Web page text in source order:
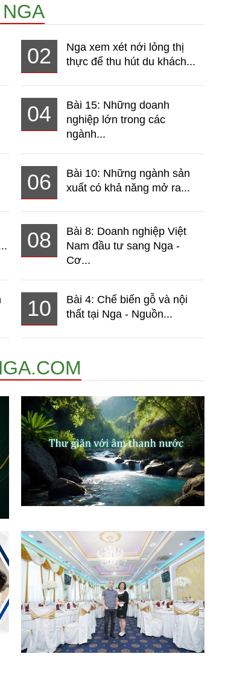
02
Nga xem xét nới lỏng thị
thực để thu hút du khách...
04
Bài 15: Những doanh
nghiệp lớn trong các
ngành...
06
Bài 10: Những ngành sản
xuất có khả năng mở ra...
08
Bài 8: Doanh nghiệp Việt
Nam đầu tư sang Nga -
Cơ...
10
Bài 4: Chế biến gỗ và nội
thất tại Nga - Nguồn...